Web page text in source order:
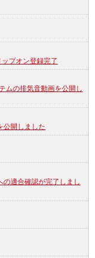
プオン登録完了
ムの排気音動画を公開し
公開しました
適合確認が完了しまし